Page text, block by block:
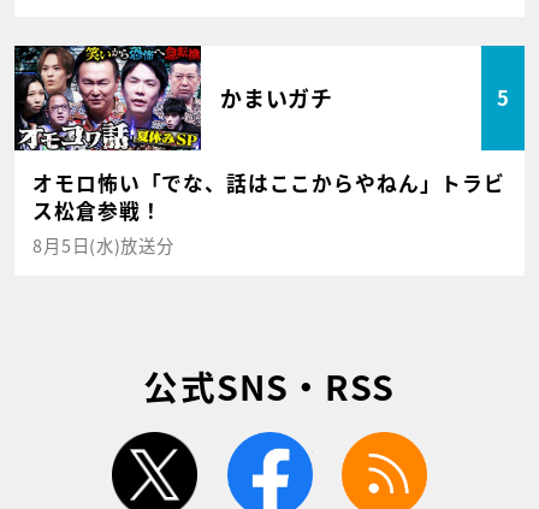
かまいガチ 5
オモロ怖い「でな、話はここからやねん」トラビ
ス松倉参戦！
8月5日(水)放送分
公式SNS・RSS
twitter facebook